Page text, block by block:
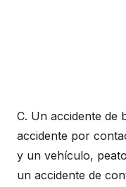
C. Un accidente de
accidente por
y un vehículo,
un accidente de